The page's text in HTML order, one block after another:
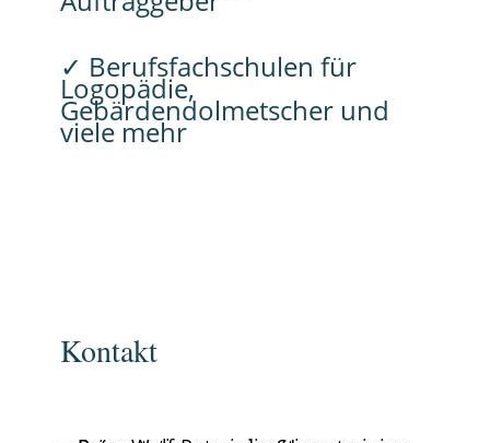
✓ Berufsfachschulen für
Logopädie,
Gebärdendolmetscher und
viele mehr
Kontakt